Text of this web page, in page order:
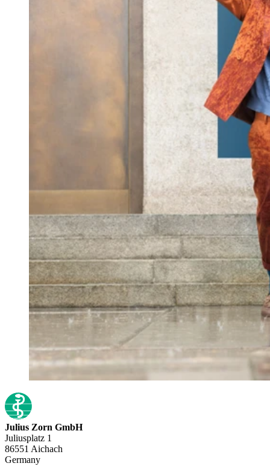
Julius Zorn GmbH
Juliusplatz 1
86551 Aichach
Germany